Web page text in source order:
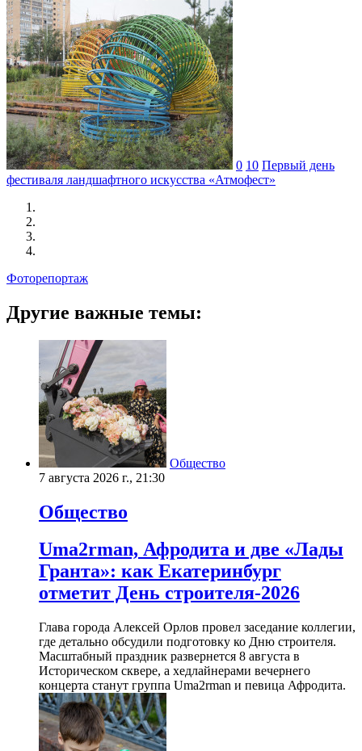
0 10 Первый день
фестиваля ландшафтного искусства «Атмофест»
Фоторепортаж
Другие важные темы:
Общество
7 августа 2026 г., 21:30
Общество
Uma2rman, Афродита и две «Лады
Гранта»: как Екатеринбург
отметит День строителя-2026
Глава города Алексей Орлов провел заседание коллегии,
где детально обсудили подготовку ко Дню строителя.
Масштабный праздник развернется 8 августа в
Историческом сквере, а хедлайнерами вечернего
концерта станут группа Uma2rman и певица Афродита.